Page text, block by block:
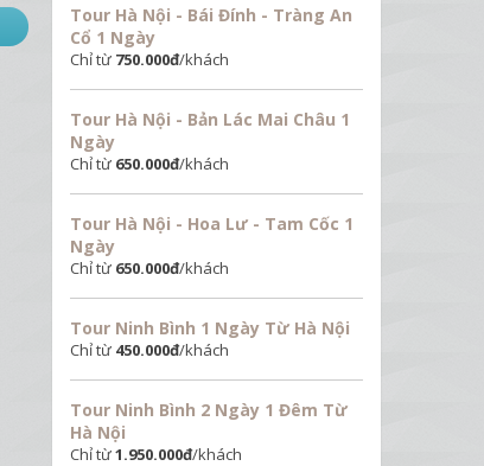
Tour Hà Nội - Bái Đính - Tràng An
Cổ 1 Ngày
Chỉ từ 750.000đ/khách
Tour Hà Nội - Bản Lác Mai Châu 1
Ngày
Chỉ từ 650.000đ/khách
Tour Hà Nội - Hoa Lư - Tam Cốc 1
Ngày
Chỉ từ 650.000đ/khách
Tour Ninh Bình 1 Ngày Từ Hà Nội
Chỉ từ 450.000đ/khách
Tour Ninh Bình 2 Ngày 1 Đêm Từ
Hà Nội
Chỉ từ1.950.000đ/khách